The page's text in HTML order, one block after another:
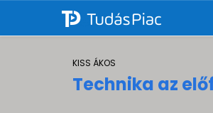
KISS ÁKOS
Technika az